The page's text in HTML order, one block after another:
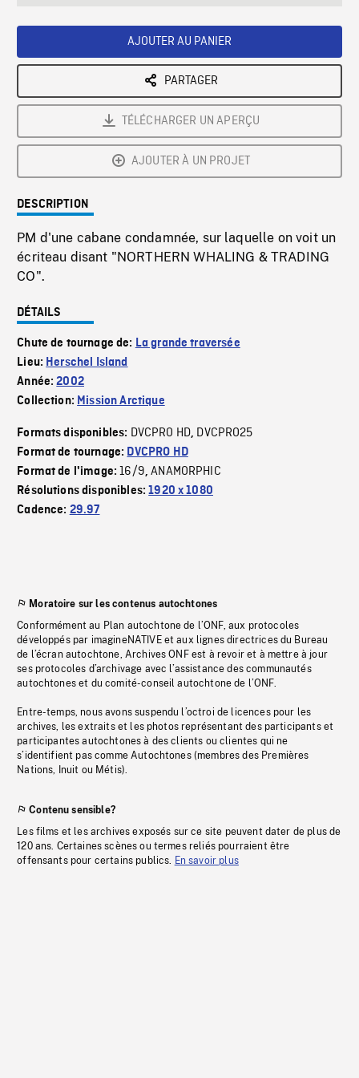
AJOUTER AU PANIER
PARTAGER
TÉLÉCHARGER UN APERÇU
AJOUTER À UN PROJET
DESCRIPTION
PM d'une cabane condamnée, sur laquelle on voit un
écriteau disant "NORTHERN WHALING & TRADING
CO".
DÉTAILS
Chute de tournage de: La grande traversée
Lieu: Herschel Island
Année:2002
Collection: Mission Arctique
Formats disponibles: DVCPRO HD, DVCPRO25
Format de tournage: DVCPRO HD
Format de l'image:16/9,ANAMORPHIC
Résolutions disponibles:1920 x 1080
Cadence: 29.97
Moratoire sur les contenus autochtones
Conformément au Plan autochtone de l’ONF, aux protocoles
développés par imagineNATIVE et aux lignes directrices du Bureau
de l’écran autochtone, Archives ONF est à revoir et à mettre à jour
ses protocoles d’archivage avec l’assistance des communautés
autochtones et du comité-conseil autochtone de l’ONF.
Entre-temps, nous avons suspendu l’octroi de licences pour les
archives, les extraits et les photos représentant des participants et
participantes autochtones à des clients ou clientes qui ne
s’identifient pas comme Autochtones (membres des Premières
Nations, Inuit ou Métis).
Contenu sensible?
Les films et les archives exposés sur ce site peuvent dater de plus de
120 ans. Certaines scènes ou termes reliés pourraient être
offensants pour certains publics. En savoir plus